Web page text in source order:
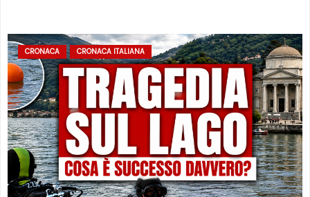
CRONACA CRONACA ITALIANA